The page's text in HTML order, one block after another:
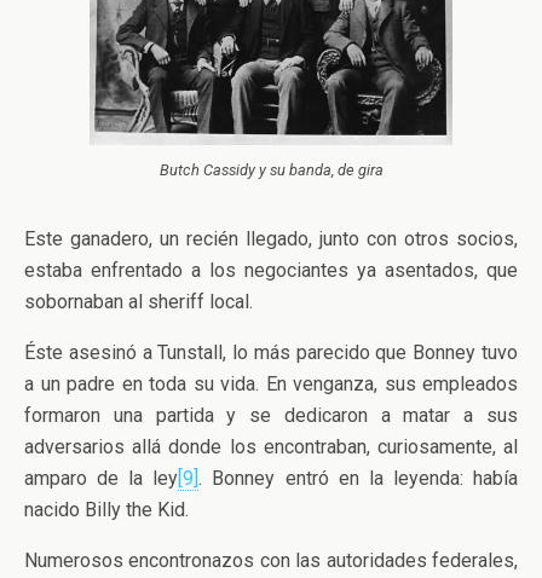
Butch Cassidy y su banda, de gira
Este ganadero, un recién llegado, junto con otros socios,
estaba enfrentado a los negociantes ya asentados, que
sobornaban al sheriff local.
Éste asesinó a Tunstall, lo más parecido que Bonney tuvo
a un padre en toda su vida. En venganza, sus empleados
formaron una partida y se dedicaron a matar a sus
adversarios allá donde los encontraban, curiosamente, al
amparo de la ley[9]. Bonney entró en la leyenda: había
nacido Billy the Kid.
Numerosos encontronazos con las autoridades federales,